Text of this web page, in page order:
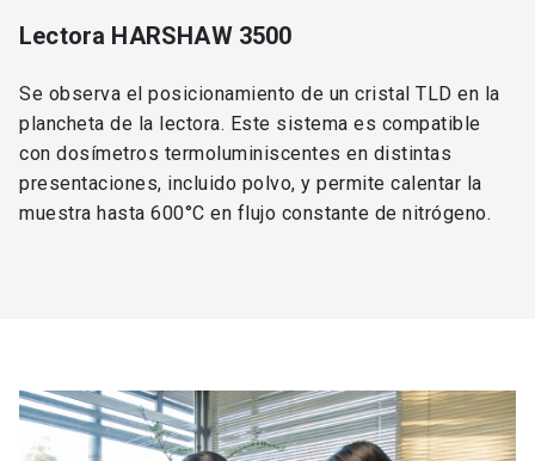
Lectora HARSHAW 3500
Se observa el posicionamiento de un cristal TLD en la
plancheta de la lectora. Este sistema es compatible
con dosímetros termoluminiscentes en distintas
presentaciones, incluido polvo, y permite calentar la
muestra hasta 600°C en flujo constante de nitrógeno.